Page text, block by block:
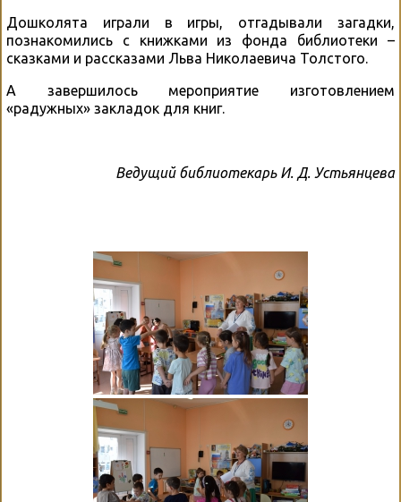
Дошколята играли в игры, отгадывали загадки,
познакомились с книжками из фонда библиотеки –
сказками и рассказами Льва Николаевича Толстого.
А завершилось мероприятие изготовлением
«радужных» закладок для книг.
Ведущий библиотекарь И. Д. Устьянцева